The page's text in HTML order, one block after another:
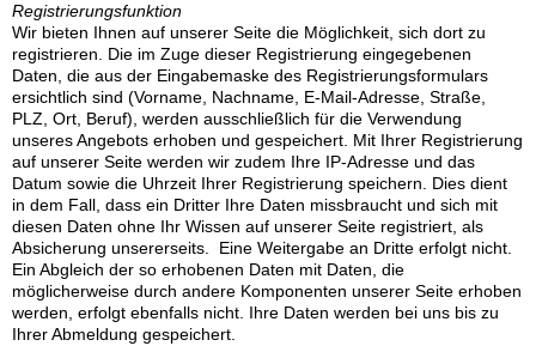
Registrierungsfunktion
Wir bieten Ihnen auf unserer Seite die Möglichkeit, sich dort zu
registrieren. Die im Zuge dieser Registrierung eingegebenen
Daten, die aus der Eingabemaske des Registrierungsformulars
ersichtlich sind (Vorname, Nachname, E-Mail-Adresse, Straße,
PLZ, Ort, Beruf), werden ausschließlich für die Verwendung
unseres Angebots erhoben und gespeichert. Mit Ihrer Registrierung
auf unserer Seite werden wir zudem Ihre IP-Adresse und das
Datum sowie die Uhrzeit Ihrer Registrierung speichern. Dies dient
in dem Fall, dass ein Dritter Ihre Daten missbraucht und sich mit
diesen Daten ohne Ihr Wissen auf unserer Seite registriert, als
Absicherung unsererseits. Eine Weitergabe an Dritte erfolgt nicht.
Ein Abgleich der so erhobenen Daten mit Daten, die
möglicherweise durch andere Komponenten unserer Seite erhoben
werden, erfolgt ebenfalls nicht. Ihre Daten werden bei uns bis zu
Ihrer Abmeldung gespeichert.